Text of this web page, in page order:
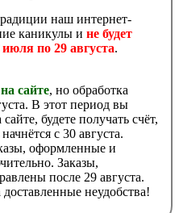
наш интернет-
каникулы и не будет
по 29 августа.
сайте, но обработка
В этот период вы
будете получать счёт,
с 30 августа.
оформленные и
Заказы,
после 29 августа.
неудобства!